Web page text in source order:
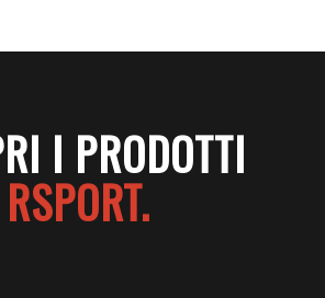
I PRODOTTI
RSPORT.